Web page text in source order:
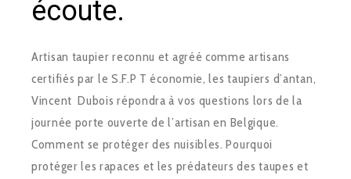
écoute.
Artisan taupier reconnu et agréé comme artisans
certifiés par le S.F.P T économie, les taupiers d’antan,
Vincent Dubois répondra à vos questions lors de la
journée porte ouverte de l’artisan en Belgique.
Comment se protéger des nuisibles. Pourquoi
protéger les rapaces et les prédateurs des taupes et